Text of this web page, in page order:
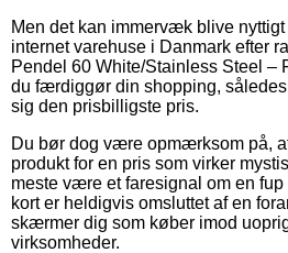
Men det kan immervæk blive
internet varehuse i Danmark efter
Pendel 60 White/Stainless Steel –
du færdiggør din shopping,
sig den prisbilligste pris.
Du bør dog være opmærksom på,
produkt for en pris som virker
meste være et faresignal om en
kort er heldigvis omsluttet af en
skærmer dig som køber imod
virksomheder.